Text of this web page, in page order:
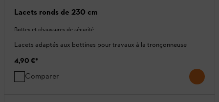
Lacets ronds de 230 cm
Bottes et chaussures de sécurité
Lacets adaptés aux bottines pour travaux à la tronçonneuse
4,90 €*
Comparer